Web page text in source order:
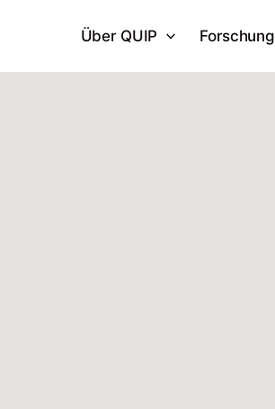
Über QUIP Forschung